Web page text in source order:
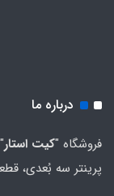
درباره ما
فروشگاه "کیت استار
پرینتر سه بُعدی،